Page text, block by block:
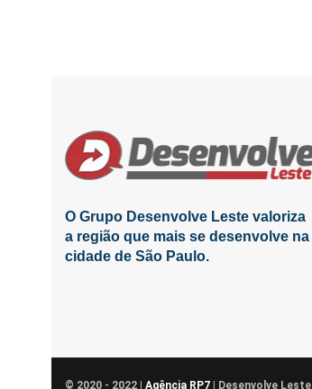
O Grupo Desenvolve Leste valoriza
a região que mais se desenvolve na
cidade de São Paulo.
© 2020 - 2022 | Agência RP7 | Desenvolve Leste